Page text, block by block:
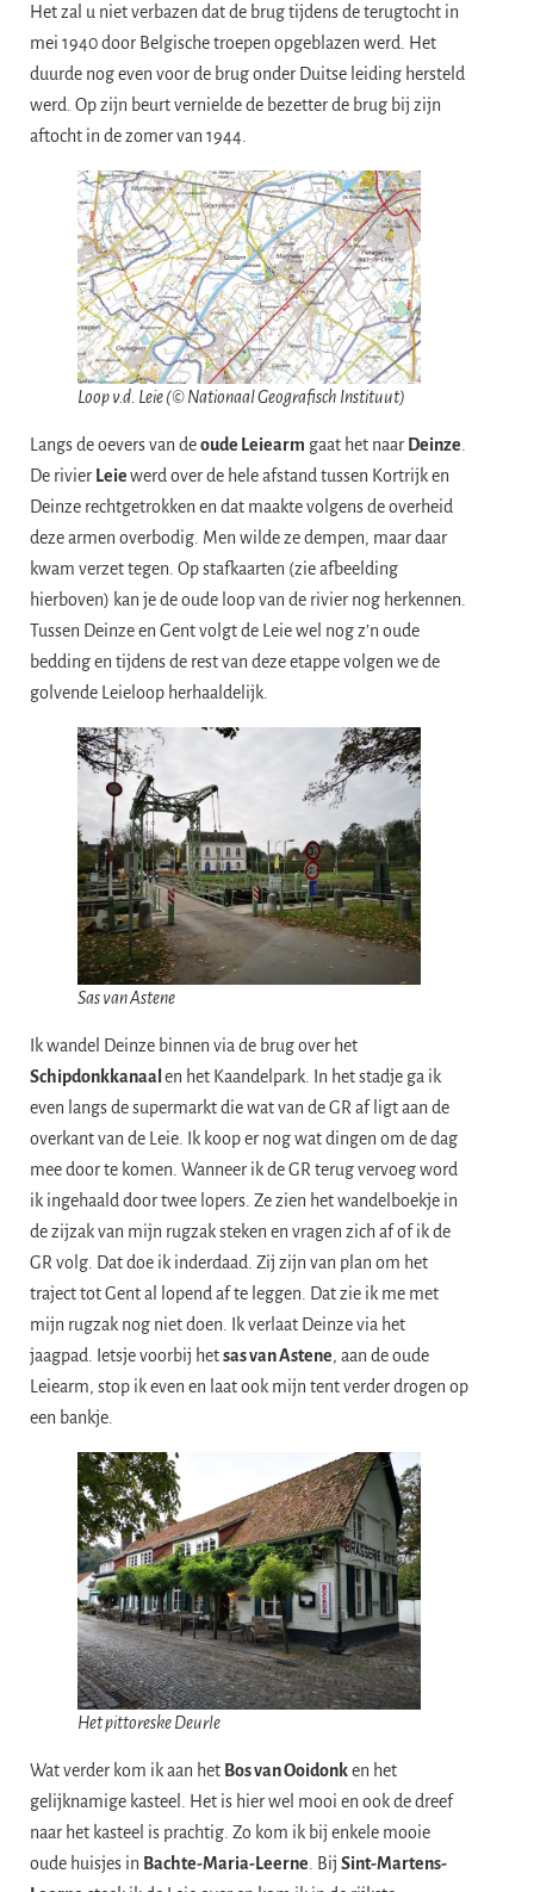
Het zal u niet verbazen dat de brug tijdens de terugtocht in
mei 1940 door Belgische troepen opgeblazen werd. Het
duurde nog even voor de brug onder Duitse leiding hersteld
werd. Op zijn beurt vernielde de bezetter de brug bij zijn
aftocht in de zomer van 1944.
Loop v.d. Leie (© Nationaal Geografisch Instituut)
Langs de oevers van deoude Leiearm gaat het naar Deinze
De rivier Leiewerd over de hele afstand tussen Kortrijk en
Deinze rechtgetrokken en dat maakte volgens de overheid
deze armen overbodig. Men wilde ze dempen, maar daar
kwam verzet tegen. Op stafkaarten (zie afbeelding
hierboven) kan je de oude loop van de rivier nog herkennen.
Tussen Deinze en Gent volgt de Leie wel nog z’n oude
bedding en tijdens de rest van deze etappe volgen we de
golvende Leieloop herhaaldelijk.
Sas van Astene
Ik wandel Deinze binnen via de brug over het
Schipdonkkanaal en het Kaandelpark. In het stadje ga ik
even langs de supermarkt die wat van de GR af ligt aan de
overkant van de Leie. Ik koop er nog wat dingen om de dag
mee door te komen. Wanneer ik de GR terug vervoeg word
ik ingehaald door twee lopers. Ze zien het wandelboekje in
de zijzak van mijn rugzak steken en vragen zich af of ik de
GR volg. Dat doe ik inderdaad. Zij zijn van plan om het
traject tot Gent al lopend af te leggen. Dat zie ik me met
mijn rugzak nog niet doen. Ik verlaat Deinze via het
jaagpad. Ietsje voorbij hetsas van Astene, aan de oude
Leiearm, stop ik even en laat ook mijn tent verder drogen op
een bankje.
Het pittoreske Deurle
Wat verder kom ik aan het Bos van Ooidonken het
gelijknamige kasteel. Het is hier wel mooi en ook de dreef
naar het kasteel is prachtig. Zo kom ik bij enkele mooie
oude huisjes in Bachte-Maria-Leerne . Bij Sint-Martens-